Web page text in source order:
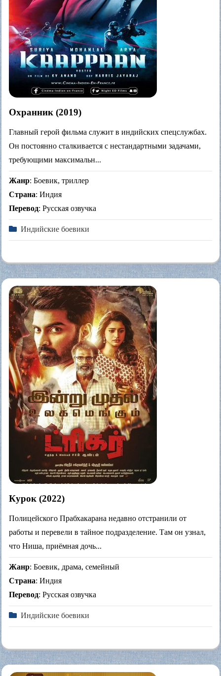
Охранник (2019)
Главный герой фильма служит в индийских спецслужбах.
Он постоянно сталкивается с нестандартными задачами,
требующими максимальн...
Жанр: Боевик, триллер
Страна: Индия
Перевод: Русская озвучка
Индийские боевики
Курок (2022)
Полицейского Прабхакарана недавно отстранили от
работы и перевели в тайное подразделение. Там он узнал,
что Ниша, приёмная дочь...
Жанр: Боевик, драма, семейный
Страна: Индия
Перевод: Русская озвучка
Индийские боевики